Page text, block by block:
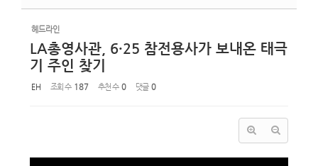
헤드라인
LA총영사관, 6·25 참전용사가 보내온 태극
기 주인 찾기
EH 조회 수 187 추천 수 0 댓글 0